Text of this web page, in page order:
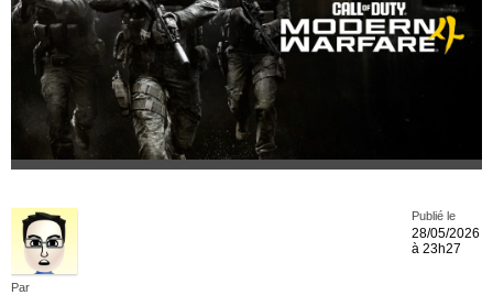
Par
Publié le
28/05/2026
à 23h27